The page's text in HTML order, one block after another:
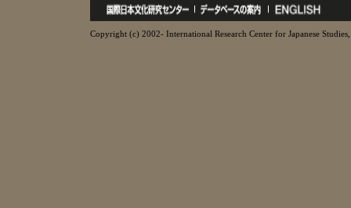
Copyright (c) 2002- International Research Center for Japanese